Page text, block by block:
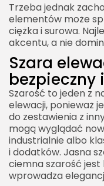
Trzeba jednak
elementów może
ciężka i surowa.
akcentu, a nie
Szara
bezpieczny
Szarość to jeden z
elewacji, ponieważ
do zestawienia z
mogą wyglądać
industrialnie albo
i dodatków. Jasna
ciemna szarość
wprowadza